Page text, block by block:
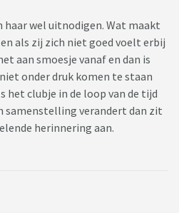
haar wel uitnodigen. Wat maakt
als zij zich niet goed voelt erbij
aan smoesje vanaf en dan is
onder druk komen te staan
het clubje in de loop van de tijd
samenstelling verandert dan zit
herinnering aan.